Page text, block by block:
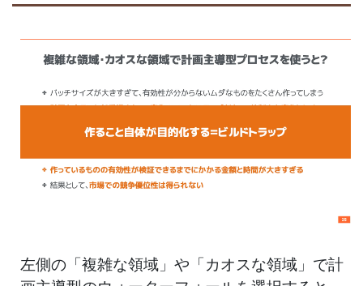
左側の「複雑な領域」や「カオスな領域」で計